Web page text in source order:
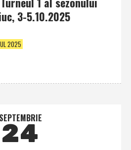
3-5.10.2025
2025
SEPTEMBRIE
24